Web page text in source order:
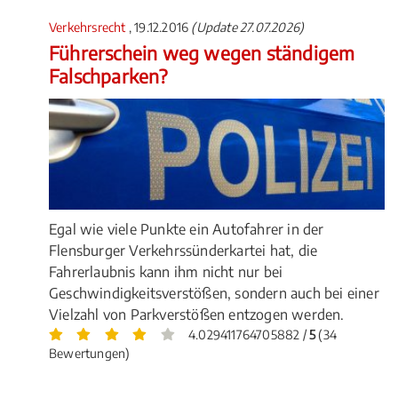
Verkehrsrecht , 19.12.2016 (Update 27.07.2026)
Führerschein weg wegen ständigem
Falschparken?
Egal wie viele Punkte ein Autofahrer in der
Flensburger Verkehrssünderkartei hat, die
Fahrerlaubnis kann ihm nicht nur bei
Geschwindigkeitsverstößen, sondern auch bei einer
Vielzahl von Parkverstößen entzogen werden.
4.029411764705882 /5(34
Bewertungen)